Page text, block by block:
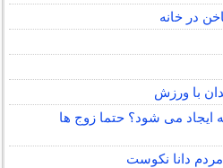
در خانه
با ورزش
ایجاد می شود؟ حتما زوج ها
دانا نكوست